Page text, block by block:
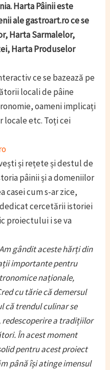
Harta Pâinii este
ale gastroart.ro ce se
Harta Sarmalelor,
Harta Produselor
ce se bazează pe
locali de pâine
oameni implicați
locale etc. Toți cei
și rețete și destul de
pâinii și a domeniilor
casei cum s-ar zice,
cercetării istoriei
proiectului i se va
gândit aceste hărți din
importante pentru
naționale,
cu tărie că demersul
că trendul culinar se
a tradițiilor
În acest moment
pentru acest proiect
până își atinge imensul